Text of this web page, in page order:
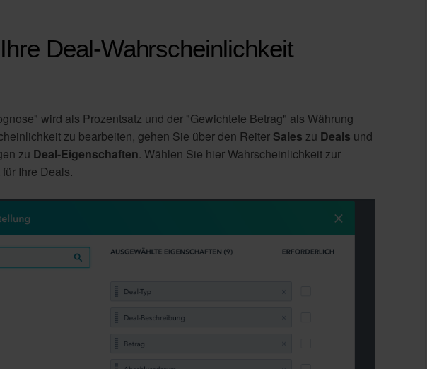
Deal-Wahrscheinlichkeit
wird als Prozentsatz und der "Gewichtete Betrag" als Währung
zu bearbeiten, gehen Sie über den Reiter Sales zu Deals und
zu Deal-Eigenschaften. Wählen Sie hier Wahrscheinlichkeit zur
Ihre Deals.